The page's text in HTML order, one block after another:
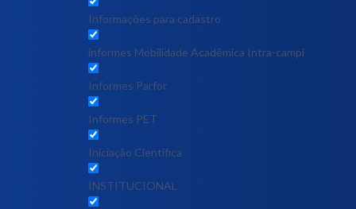
Informações para cadastro
informes Mobilidade Acadêmica Intra-campi
Informes Parfor
Informes PET
Iniciação Científica
INSTITUCIONAL